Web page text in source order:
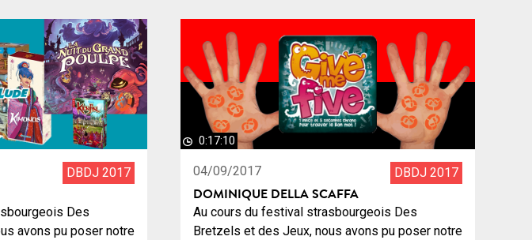
DBDJ 2017
Des
avons pu poser notre
0:17:10
04/09/2017 DBDJ 2017
DOMINIQUE DELLA SCAFFA
Au cours du festival strasbourgeois Des
Bretzels et des Jeux, nous avons pu poser notre